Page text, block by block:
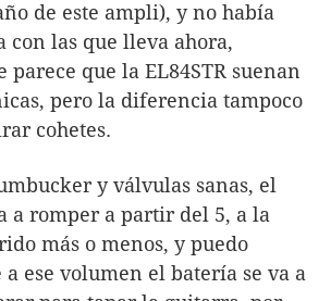
de este ampli), y no había
con las que lleva ahora,
que la EL84STR suenan
pero la diferencia tampoco
cohetes.
y válvulas sanas, el
a romper a partir del 5, a la
más o menos, y puedo
a ese volumen el batería se va a